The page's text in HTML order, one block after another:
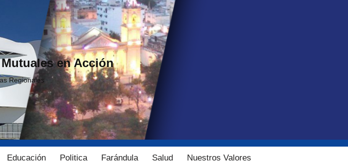
en Acción
Regionales
Educación Politica Farándula Salud Nuestros Valores